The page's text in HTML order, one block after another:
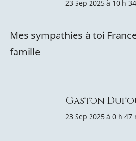
23 Sep 2025 à 10 h
Mes sympathies à toi
famille
Gaston
23 Sep 2025 à 0 h 47